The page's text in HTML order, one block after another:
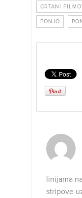
CRTANI
PONJO
linijama
stripove